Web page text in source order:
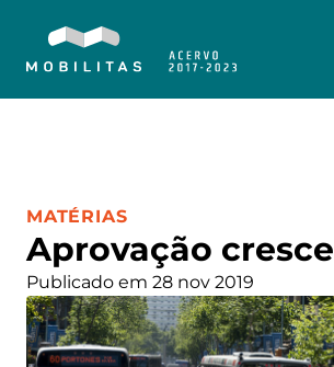
Aprovação cresce
CATEGORIA:
MATÉRIAS
Publicado em 28 nov 2019